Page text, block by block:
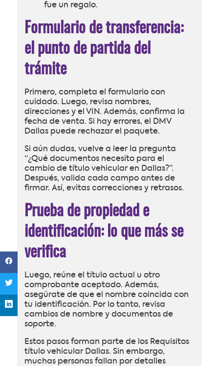
fue un regalo.
Formulario de transferencia:
el punto de partida del
trámite
Primero, completa el formulario con
cuidado. Luego, revisa nombres,
direcciones y el VIN. Además, confirma la
fecha de venta. Si hay errores, el DMV
Dallas puede rechazar el paquete.
Si aún dudas, vuelve a leer la pregunta
“¿Qué documentos necesito para el
cambio de título vehicular en Dallas?”.
Después, valida cada campo antes de
firmar. Así, evitas correcciones y retrasos.
Prueba de propiedad e
identificación: lo que más se
verifica
Luego, reúne el título actual u otro
comprobante aceptado. Además,
asegúrate de que el nombre coincida con
tu identificación. Por lo tanto, revisa
cambios de nombre y documentos de
soporte.
Estos pasos forman parte de los Requisitos
título vehicular Dallas. Sin embargo,
muchas personas fallan por detalles